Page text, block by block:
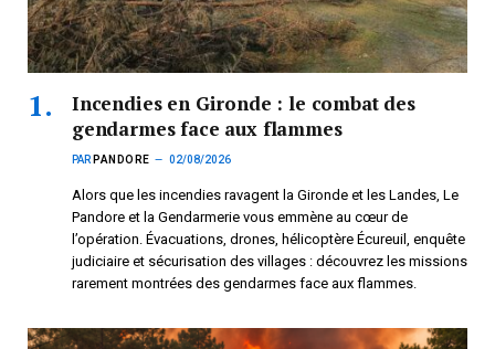
Incendies en Gironde : le combat des
gendarmes face aux flammes
PAR PANDORE 02/08/2026
Alors que les incendies ravagent la Gironde et les Landes, Le
Pandore et la Gendarmerie vous emmène au cœur de
l’opération. Évacuations, drones, hélicoptère Écureuil, enquête
judiciaire et sécurisation des villages : découvrez les missions
rarement montrées des gendarmes face aux flammes.